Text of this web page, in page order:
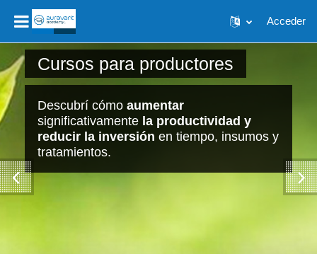
Acceder
Cursos para productores
Descubrí cómo aumentar
significativamente la productividad y
reducir la inversión en tiempo, insumos y
tratamientos.